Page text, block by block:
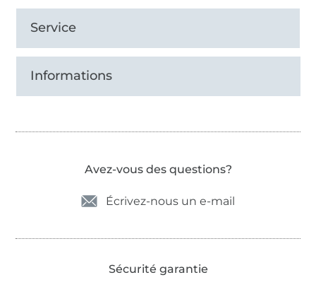
Service
Informations
Avez-vous des questions?
Écrivez-nous un e-mail
Sécurité garantie